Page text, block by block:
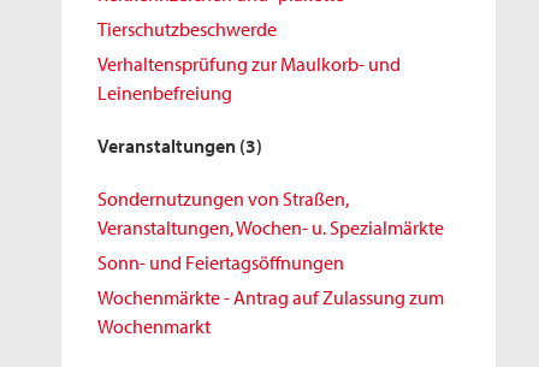
Tierschutzbeschwerde
Verhaltensprüfung zur Maulkorb- und
Leinenbefreiung
Veranstaltungen (3)
Sondernutzungen von Straßen,
Veranstaltungen, Wochen- u. Spezialmärkte
Sonn- und Feiertagsöffnungen
Wochenmärkte - Antrag auf Zulassung zum
Wochenmarkt